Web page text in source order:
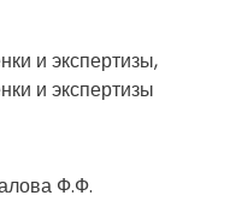
и экспертизы,
и экспертизы
Ф.Ф.